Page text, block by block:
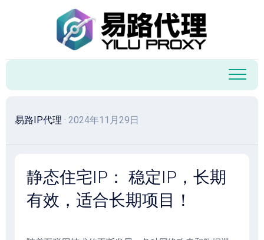
易路IP代理 · 2024年11月29日
静态住宅IP： 稳定IP，长期
有效，适合长期项目！